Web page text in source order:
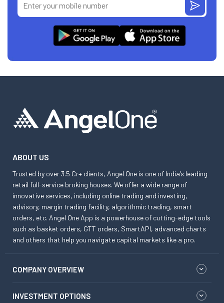
ABOUT US
Trusted by over 3.5 Cr+ clients, Angel One is one of India’s leading
retail full-service broking houses. We offer a wide range of
innovative services, including online trading and investing,
advisory, margin trading facility, algorithmic trading, smart
orders, etc. Angel One App is a powerhouse of cutting-edge tools
such as basket orders, GTT orders, SmartAPI, advanced charts
and others that help you navigate capital markets like a pro.
COMPANY OVERVIEW
INVESTMENT OPTIONS